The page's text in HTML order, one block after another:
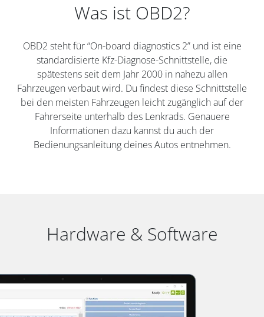
Was ist OBD2?
OBD2 steht für “On-board diagnostics 2” und ist eine
standardisierte Kfz-Diagnose-Schnittstelle, die
spätestens seit dem Jahr 2000 in nahezu allen
Fahrzeugen verbaut wird. Du findest diese Schnittstelle
bei den meisten Fahrzeugen leicht zugänglich auf der
Fahrerseite unterhalb des Lenkrads. Genauere
Informationen dazu kannst du auch der
Bedienungsanleitung deines Autos entnehmen.
Hardware & Software